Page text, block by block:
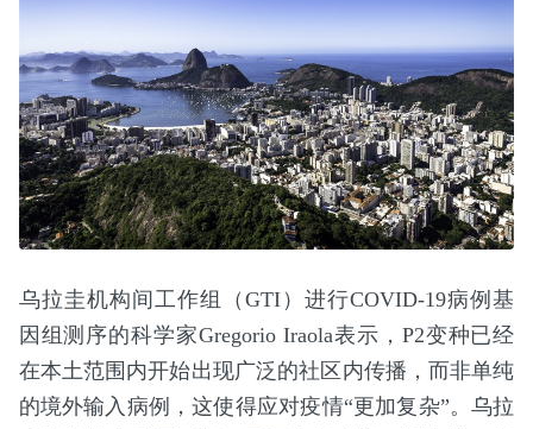
乌拉圭机构间工作组（GTI）进行COVID-19病例基
因组测序的科学家Gregorio Iraola表示，P2变种已经
在本土范围内开始出现广泛的社区内传播，而非单纯
的境外输入病例，这使得应对疫情“更加复杂”。乌拉